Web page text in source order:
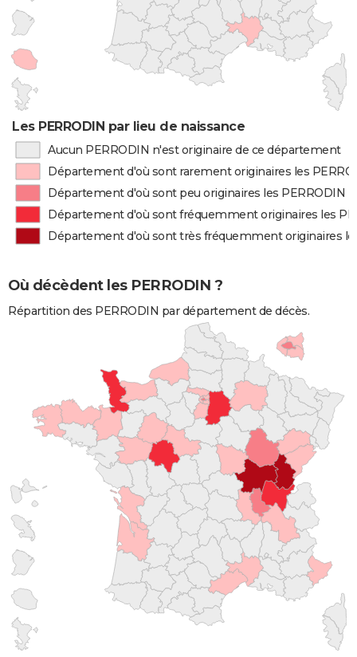
Les PERRODIN par lieu de naissance
Aucun PERRODIN n'est originaire de ce département
Département d'où sont rarement originaires les
Département d'où sont peu originaires les PERRODIN
Département d'où sont fréquemment originaires les
Département d'où sont très fréquemment originaires
Où décèdent les PERRODIN ?
Répartition des PERRODIN par département de décès.